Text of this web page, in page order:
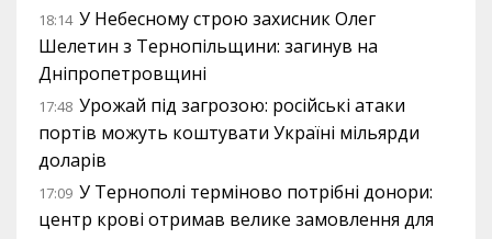
18:14 У Небесному строю захисник Олег
Шелетин з Тернопільщини: загинув на
Дніпропетровщині
17:48 Урожай під загрозою: російські атаки
портів можуть коштувати Україні мільярди
доларів
17:09 У Тернополі терміново потрібні донори:
центр крові отримав велике замовлення для